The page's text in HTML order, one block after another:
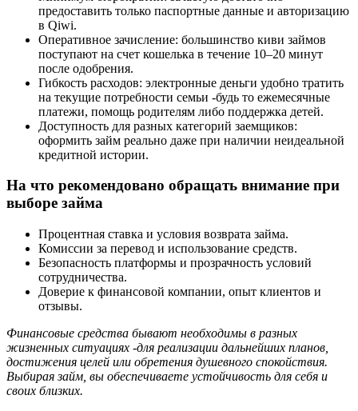
предоставить только паспортные данные и авторизацию
в Qiwi.
Оперативное зачисление: большинство киви займов
поступают на счет кошелька в течение 10–20 минут
после одобрения.
Гибкость расходов: электронные деньги удобно тратить
на текущие потребности семьи -будь то ежемесячные
платежи, помощь родителям либо поддержка детей.
Доступность для разных категорий заемщиков:
оформить займ реально даже при наличии неидеальной
кредитной истории.
На что рекомендовано обращать внимание при
выборе займа
Процентная ставка и условия возврата займа.
Комиссии за перевод и использование средств.
Безопасность платформы и прозрачность условий
сотрудничества.
Доверие к финансовой компании, опыт клиентов и
отзывы.
Финансовые средства бывают необходимы в разных
жизненных ситуациях -для реализации дальнейших планов,
достижения целей или обретения душевного спокойствия.
Выбирая займ, вы обеспечиваете устойчивость для себя и
своих близких.